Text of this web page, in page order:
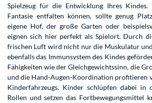
Spielzeug für die Entwicklung Ihres
Fantasie entfalten können, sollte genug
eigene Hof, der große Garten oder
eignen sich hier perfekt als Spielort. Durch
frischen Luft wird nicht nur die Muskulatur
ebenfalls das Immunsystem des Kindes
Fähigkeiten wie der Gleichgewichtssinn, die
und die Hand-Augen-Koordination profitieren
Kinderfahrzeugs. Kinder schlüpfen dabei in
Rollen und setzen das Fortbewegungsmittel